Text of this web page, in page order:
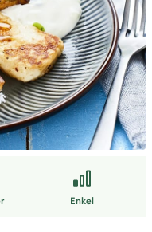
Enkel